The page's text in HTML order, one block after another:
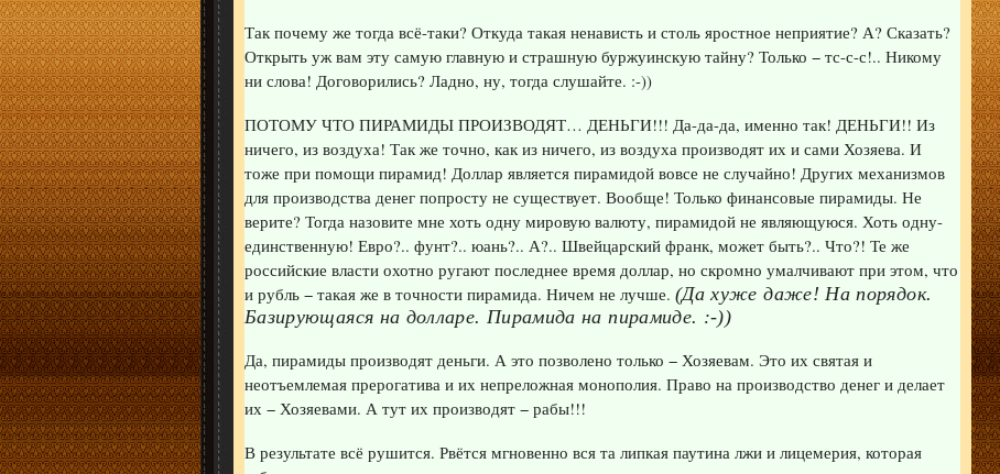
Так почему же тогда всё-таки? Откуда такая ненависть и столь яростное неприятие? А? Сказать?
Открыть уж вам эту самую главную и страшную буржуинскую тайну? Только − тс-с-с!.. Никому
ни слова! Договорились? Ладно, ну, тогда слушайте. :-))
ПОТОМУ ЧТО ПИРАМИДЫ ПРОИЗВОДЯТ… ДЕНЬГИ!!! Да-да-да, именно так! ДЕНЬГИ!! Из
ничего, из воздуха! Так же точно, как из ничего, из воздуха производят их и сами Хозяева. И
тоже при помощи пирамид! Доллар является пирамидой вовсе не случайно! Других механизмов
для производства денег попросту не существует. Вообще! Только финансовые пирамиды. Не
верите? Тогда назовите мне хоть одну мировую валюту, пирамидой не являющуюся. Хоть одну-
единственную! Евро?.. фунт?.. юань?.. А?.. Швейцарский франк, может быть?.. Что?! Те же
российские власти охотно ругают последнее время доллар, но скромно умалчивают при этом, что
и рубль − такая же в точности пирамида. Ничем не лучше. (Да хуже даже! На порядок.
Базирующаяся на долларе. Пирамида на пирамиде. :-))
Да, пирамиды производят деньги. А это позволено только − Хозяевам. Это их святая и
неотъемлемая прерогатива и их непреложная монополия. Право на производство денег и делает
их − Хозяевами. А тут их производят − рабы!!!
В результате всё рушится. Рвётся мгновенно вся та липкая паутина лжи и лицемерия, которая